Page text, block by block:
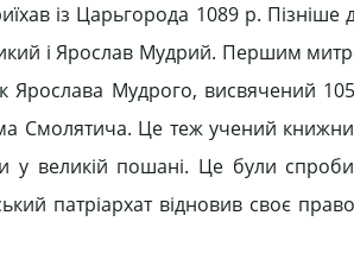
із Царьгорода 1089 р. Пізніше
і Ярослав Мудрий. Першим
Ярослава Мудрого, висвячений
Смолятича. Це теж учений
у великій пошані. Це були
патріархат відновив своє